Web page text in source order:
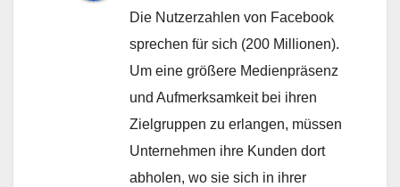
Die Nutzerzahlen von Facebook
sprechen für sich (200 Millionen).
Um eine größere Medienpräsenz
und Aufmerksamkeit bei ihren
Zielgruppen zu erlangen, müssen
Unternehmen ihre Kunden dort
abholen, wo sie sich in ihrer